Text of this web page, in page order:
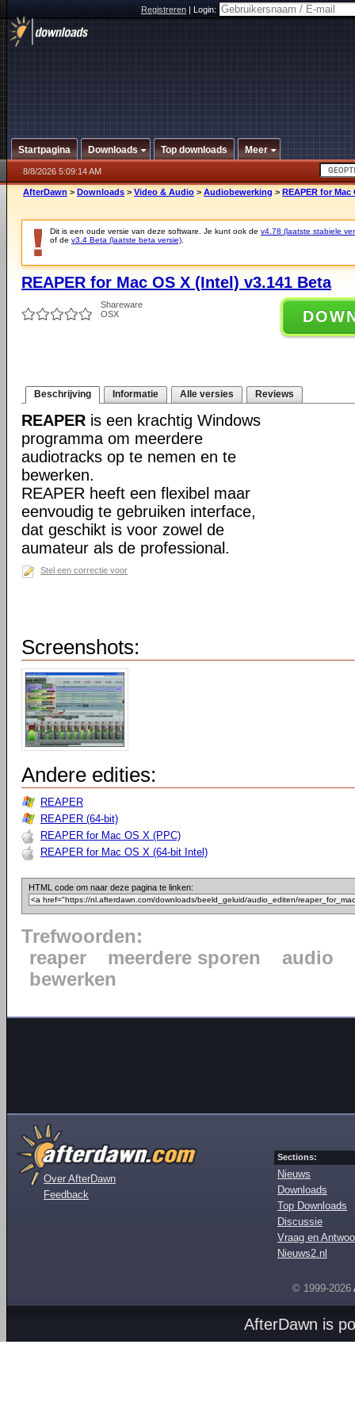
Registreren|Login:
Startpagina Downloads Top downloads Meer
8/8/2026 5:09:14 AM
AfterDawn > Downloads > Video & Audio > Audiobewerking > REAPER for Mac
Dit is een oude versie van deze software. Je kunt ook de v4.78 (laatste stabiele
of de v3.4 Beta (laatste beta versie)
REAPER for Mac OS X (Intel) v3.141 Beta
Shareware
OSX
Beschrijving Informatie Alle versies Reviews
REAPER is een krachtig Windows
programma om meerdere
audiotracks op te nemen en te
bewerken.
REAPER heeft een flexibel maar
eenvoudig te gebruiken interface,
dat geschikt is voor zowel de
aumateur als de professional.
Stel een correctie voor
Screenshots:
Andere edities:
REAPER
REAPER (64-bit)
REAPER for Mac OS X (PPC)
REAPER for Mac OS X (64-bit Intel)
HTML code om naar deze pagina te linken:
Trefwoorden:
reaper
meerdere sporen
audio
bewerken
Over AfterDawn
Feedback
Sections:
Nieuws
Downloads
Top Downloads
Discussie
Vraag en
Nieuws2.nl
© 1999-2026
AfterDawn is